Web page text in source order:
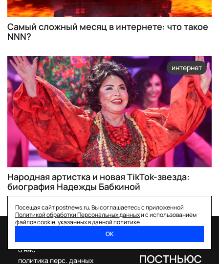
Самый сложный месяц в интернете: что такое
NNN?
интернет
Народная артистка и новая TikTok-звезда:
биография Надежды Бабкиной
Посещая сайт postnews.ru, Вы соглашаетесь с приложенной
Политикой обработки Персональных данныхи с использованием
файлов cookie, указанных в данной политике.
ОК
о нас
политика перс. данных